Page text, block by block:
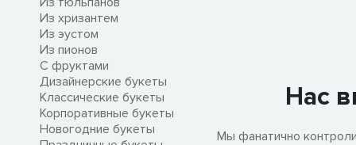
Из хризантем
Из эустом
Из пионов
С фруктами
Дизайнерские букеты
Классические букеты
Корпоративные букеты
Новогодние букеты
Нас
Мы фанатично